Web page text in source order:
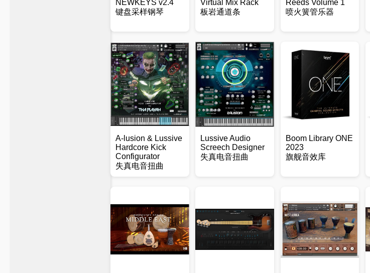
NEWKEYS v2.4
键盘采样钢琴
Virtual Mix Rack
板岩通道条
Reeds Volume 1
喷火簧管乐器
A-lusion & Lussive
Hardcore Kick
Configurator
失真电音扭曲
Lussive Audio
Screech Designer
失真电音扭曲
Boom Library ONE
2023
旗舰音效库